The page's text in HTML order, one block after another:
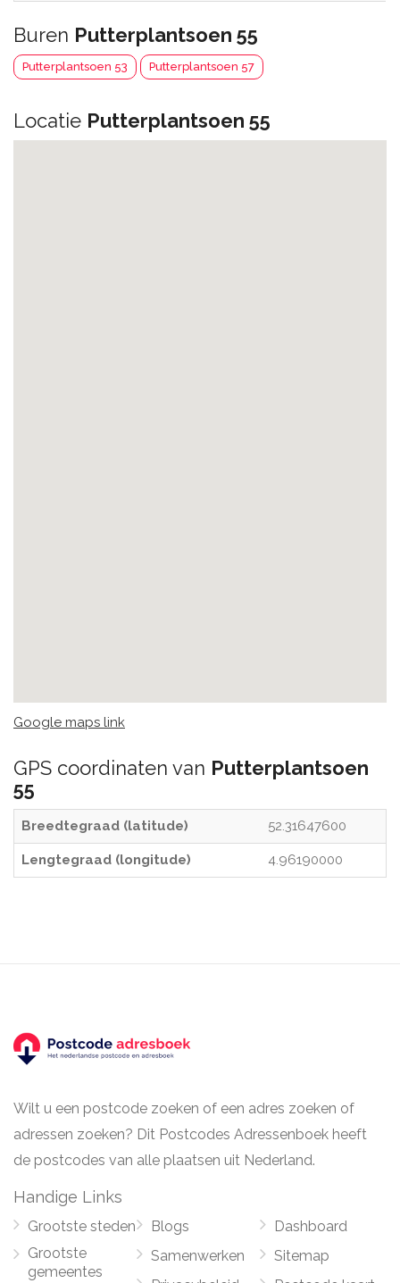
Buren Putterplantsoen 55
Putterplantsoen 53 Putterplantsoen 57
Locatie Putterplantsoen 55
Google maps link
GPS coordinaten van Putterplantsoen
55
Breedtegraad (latitude) 52.31647600
Lengtegraad (longitude) 4.96190000
Wilt u een postcode zoeken of een adres zoeken of
adressen zoeken? Dit Postcodes Adressenboek heeft
de postcodes van alle plaatsen uit Nederland.
Handige Links
Grootste steden
Grootste
gemeentes
Blogs
Samenwerken
Dashboard
Sitemap